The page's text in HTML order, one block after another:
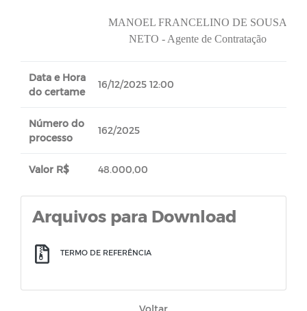
MANOEL FRANCELINO DE SOUSA
NETO - Agente de Contratação
Data e Hora
do certame
16/12/2025 12:00
Número do
processo
162/2025
Valor R$ 48.000,00
Arquivos para Download
TERMO DE REFERÊNCIA
Voltar